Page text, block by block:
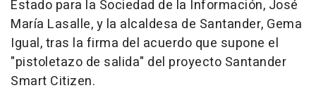
Estado para la Sociedad de la Información, José
María Lasalle, y la alcaldesa de Santander, Gema
Igual, tras la firma del acuerdo que supone el
"pistoletazo de salida" del proyecto Santander
Smart Citizen.